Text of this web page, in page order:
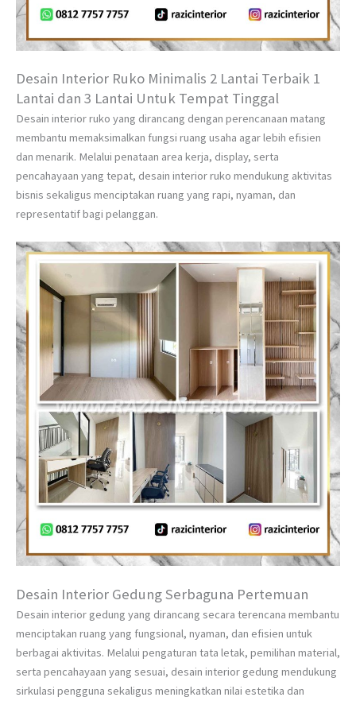
Desain Interior Ruko Minimalis 2 Lantai Terbaik 1
Lantai dan 3 Lantai Untuk Tempat Tinggal
Desain interior ruko yang dirancang dengan perencanaan matang
membantu memaksimalkan fungsi ruang usaha agar lebih efisien
dan menarik. Melalui penataan area kerja, display, serta
pencahayaan yang tepat, desain interior ruko mendukung aktivitas
bisnis sekaligus menciptakan ruang yang rapi, nyaman, dan
representatif bagi pelanggan.
Desain Interior Gedung Serbaguna Pertemuan
Desain interior gedung yang dirancang secara terencana membantu
menciptakan ruang yang fungsional, nyaman, dan efisien untuk
berbagai aktivitas. Melalui pengaturan tata letak, pemilihan material,
serta pencahayaan yang sesuai, desain interior gedung mendukung
sirkulasi pengguna sekaligus meningkatkan nilai estetika dan